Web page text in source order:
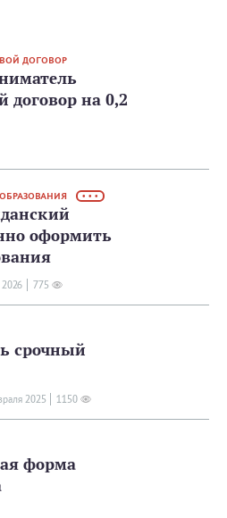
ДОГОВОР
договор на 0,2
• • •
оформить
2026 775
срочный
2025 1150
форма